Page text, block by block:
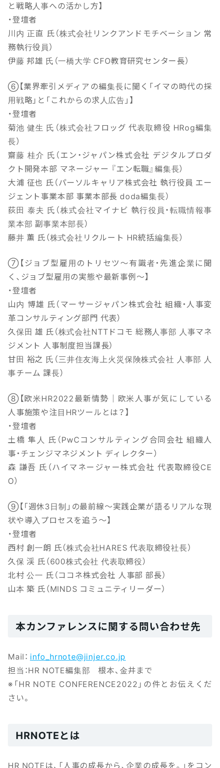
と戦略人事への活かし方】
・登壇者
川内 正直 氏（株式会社リンクアンドモチベーション 常
務執行役員）
伊藤 邦雄 氏（一橋大学 CFO教育研究センター長）
⑥【業界牽引メディアの編集長に聞く「イマの時代の採
用戦略」と「これからの求人広告」】
・登壇者
菊池 健生 氏（株式会社フロッグ 代表取締役 HRog編集
長）
齋藤 桂介 氏（エン・ジャパン株式会社 デジタルプロダ
クト開発本部 マネージャー 『エン転職』編集長）
大浦 征也 氏（パーソルキャリア株式会社 執行役員 エー
ジェント事業本部 事業本部長 doda編集長）
荻田 泰夫 氏（株式会社マイナビ 執行役員・転職情報事
業本部 副事業本部長）
藤井 薫 氏（株式会社リクルート HR統括編集長）
⑦【ジョブ型雇用のトリセツ～有識者・先進企業に聞
く、ジョブ型雇用の実態や最新事例～】
・登壇者
山内 博雄 氏（マーサージャパン株式会社 組織・人事変
革コンサルティング部門 代表）
久保田 雄 氏（株式会社NTTドコモ 総務人事部 人事マネ
ジメント 人事制度担当課長）
甘田 裕之 氏（三井住友海上火災保険株式会社 人事部 人
事チーム 課長）
⑧【欧米HR2022最新情勢｜欧米人事が気にしている
人事施策や注目HRツールとは？】
・登壇者
土橋 隼人 氏（PwCコンサルティング合同会社 組織人
事・チェンジマネジメント ディレクター）
森 謙吾 氏（ハイマネージャー株式会社 代表取締役CE
O）
⑨【「週休3日制」の最前線〜実践企業が語るリアルな現
状や導入プロセスを追う〜】
・登壇者
西村 創一朗 氏（株式会社HARES 代表取締役社長）
久保 渓 氏（600株式会社 代表取締役）
北村 公一 氏（ココネ株式会社 人事部 部長）
山本 築 氏（MINDS コミュニティリーダー）
本カンファレンスに関する問い合わせ先
Mail： info_hrnote@jinjer.co.jp
担当：HR NOTE編集部 根本、金井まで
※「HR NOTE CONFERENCE2022」の件とお伝えくだ
さい。
HRNOTEとは
HR NOTEは、「人事の成長から、企業の成長を。」をコン